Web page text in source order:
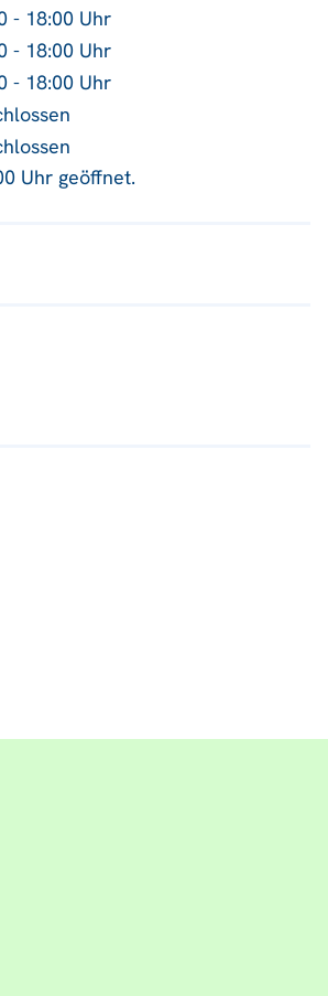
- 18:00 Uhr
- 18:00 Uhr
- 18:00 Uhr
Uhr geöffnet.